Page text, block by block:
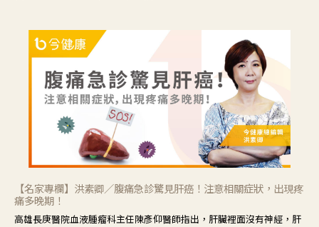
【名家專欄】洪素卿／腹痛急診驚見肝癌！注意相關症狀，出現疼
痛多晚期！
高雄長庚醫院血液腫瘤科主任陳彥仰醫師指出，肝臟裡面沒有神經，肝